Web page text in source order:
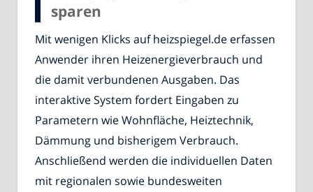
sparen
Mit wenigen Klicks auf heizspiegel.de erfassen
Anwender ihren Heizenergieverbrauch und
die damit verbundenen Ausgaben. Das
interaktive System fordert Eingaben zu
Parametern wie Wohnfläche, Heiztechnik,
Dämmung und bisherigem Verbrauch.
Anschließend werden die individuellen Daten
mit regionalen sowie bundesweiten